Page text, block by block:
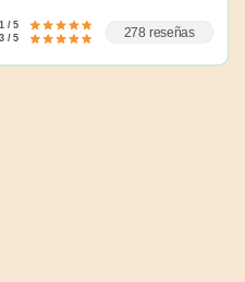
/ 5
/ 5 278 reseñas